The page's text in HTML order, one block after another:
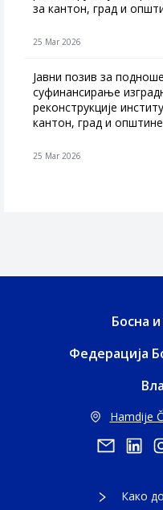
за кантон, град и
25 Mar 2026
Јавни позив за
суфинансирање
реконструкције
кантон, град и
25 Mar 2026
Босна
Федерација
Hamdije
Како